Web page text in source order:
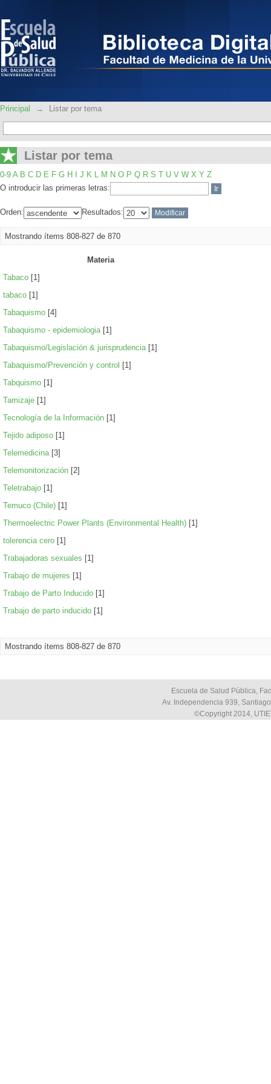
Principal → Listar por tema
Listar por tema
0-9 A B C D E F G H J K L M N O P Q R S T U V W X Y Z
O introducir las primeras letras:
Orden: Resultados:
Mostrando ítems 808-827 de 870
Materia
Tabaco [1]
tabaco [1]
Tabaquismo [4]
Tabaquismo - epidemiologia[1]
Tabaquismo/Legislación & jurisprudencia[1]
Tabaquismo/Prevención y control [1]
Tabquismo [1]
Tamizaje [1]
Tecnología de la Información [1]
Tejido adiposo [1]
Telemedicina[3]
Telemonitorización [2]
Teletrabajo [1]
Temuco (Chile) [1]
Thermoelectric Power Plants (Environmental Health) [1]
tolerencia cero [1]
Trabajadoras sexuales [1]
Trabajo de mujeres [1]
Trabajo de Parto Inducido [1]
Trabajo de parto inducido [1]
Mostrando ítems 808-827 de 870
Escuela de Salud Pública,
Av. Independencia 939,
©Copyright 2014,